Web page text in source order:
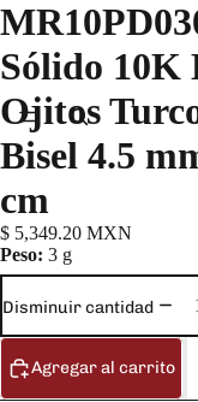
Sólido 10K
Ojitos
Bisel 4.5
cm
$ 5,349.20 MXN
Peso: 3 g
Disminuir cantidad
Agregar al carrito